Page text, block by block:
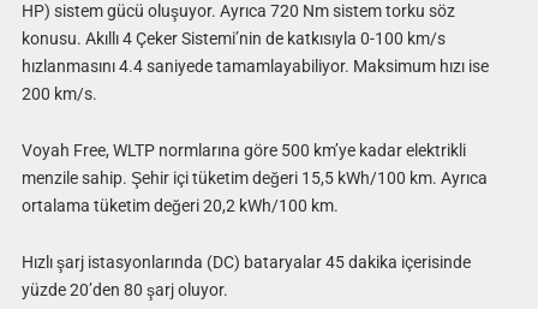
HP) sistem gücü oluşuyor. Ayrıca 720 Nm sistem torku söz
konusu. Akıllı 4 Çeker Sistemi’nin de katkısıyla 0-100 km/s
hızlanmasını 4.4 saniyede tamamlayabiliyor. Maksimum hızı ise
200 km/s.
Voyah Free, WLTP normlarına göre 500 km’ye kadar elektrikli
menzile sahip. Şehir içi tüketim değeri 15,5 kWh/100 km. Ayrıca
ortalama tüketim değeri 20,2 kWh/100 km.
Hızlı şarj istasyonlarında (DC) bataryalar 45 dakika içerisinde
yüzde 20’den 80 şarj oluyor.